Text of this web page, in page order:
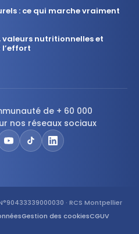
: ce qui marche vraiment
valeurs nutritionnelles et
de + 60 000
nos réseaux sociaux
N°90433339000030 · RCS Montpellier
Gestion des cookiesCGUV